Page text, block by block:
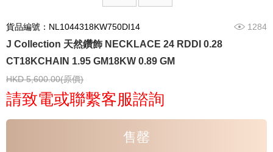
貨品編號：NL1044318KW750DI14 1284
J Collection 天然鑽飾 NECKLACE 24 RDDI 0.28
CT18KCHAIN 1.95 GM18KW 0.89 GM
HKD 5,600.00(原價)
請致電或聯繫客服諮詢
售罄